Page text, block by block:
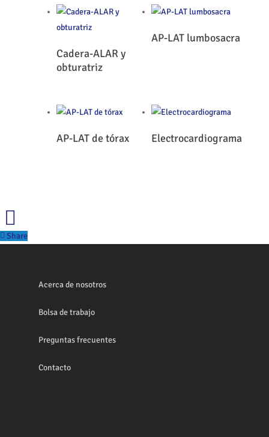
Leer Más
Cadera-ALAR y
obturatriz
Leer Más
AP-LAT lumbosacra
Leer Más
AP-LAT de tórax Leer Más
Electrocardiograma
Share
Acerca de nosotros
Bolsa de trabajo
Preguntas frecuentes
Contacto